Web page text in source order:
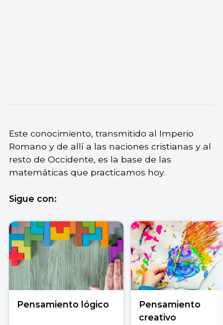
Este conocimiento, transmitido al Imperio
Romano y de allí a las naciones cristianas y al
resto de Occidente, es la base de las
matemáticas que practicamos hoy.
Sigue con:
Pensamiento lógico
Pensamiento
creativo